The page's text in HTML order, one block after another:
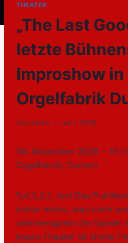
THEATER
„The Last
letzte
Improshow in
Orgelfabrik
Von admin Juli 1, 2026
06. November 2026 – 19
Orgelfabrik, Durlach
5,4,3,2,1…los! Das
keiner weiss, was dann
allerwenigsten die Spieler
Impro-Theater ist immer